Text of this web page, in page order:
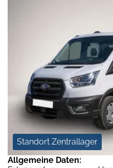
Standort Zentrallager
Allgemeine Daten: